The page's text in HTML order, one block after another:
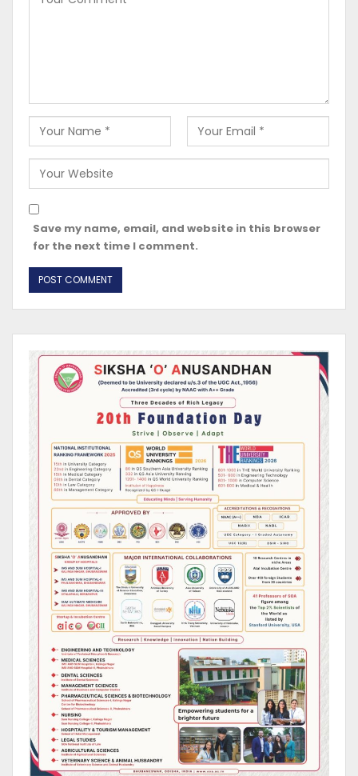
Save my name, email, and website in this browser
for the next time I comment.